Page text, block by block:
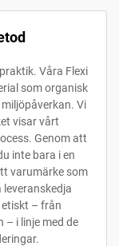
Våra Flexi
som organisk
Vi
visar vårt
Genom att
inte bara i en
varumärke som
– från
i linje med de